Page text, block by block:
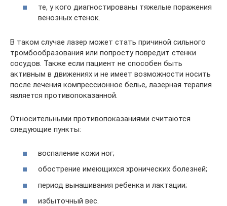
те, у кого диагностированы тяжелые поражения
венозных стенок.
В таком случае лазер может стать причиной сильного
тромбообразования или попросту повредит стенки
сосудов. Также если пациент не способен быть
активным в движениях и не имеет возможности носить
после лечения компрессионное белье, лазерная терапия
является противопоказанной.
Относительными противопоказаниями считаются
следующие пункты:
воспаление кожи ног;
обострение имеющихся хронических болезней;
период вынашивания ребенка и лактации;
избыточный вес.